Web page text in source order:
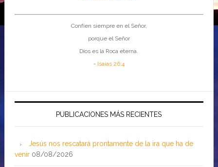
Confíen siempre en el Señor,
porque el Señor
Dios es la Roca eterna.
- Isaías 26:4
PUBLICACIONES MÁS RECIENTES
Jesús nos rescatará prontamente de la ira que ha de
venir 08/08/2026